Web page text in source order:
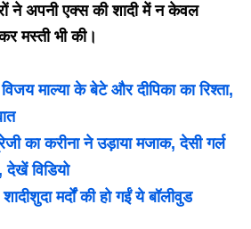
ने अपनी एक्स की शादी में न केवल
मस्ती भी की।
माल्या के बेटे और दीपिका का रिश्ता,
का करीना ने उड़ाया मजाक, देसी गर्ल
विडियो
मर्दों की हो गईं ये बॉलीवुड